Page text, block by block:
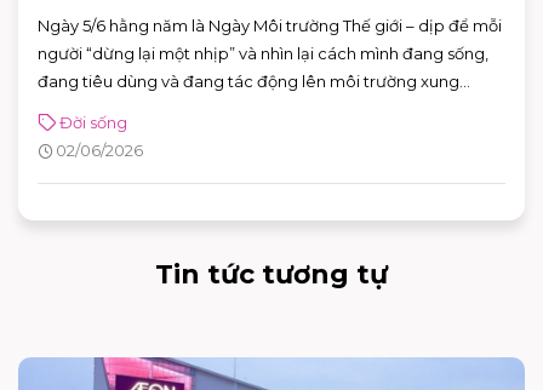
Ngày 5/6 hằng năm là Ngày Môi trường Thế giới – dịp để mỗi
người “dừng lại một nhịp” và nhìn lại cách mình đang sống,
đang tiêu dùng và đang tác động lên môi trường xung
đến hành động vì khí hậu, với sự kiện toàn cầu được tổ chức
tại Azerbaijan.
Đời sống
02/06/2026
Tin tức tương tự